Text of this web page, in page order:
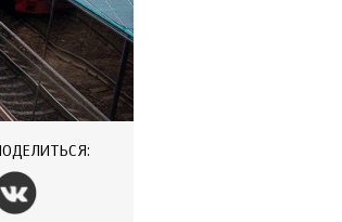
ПОДЕЛИТЬСЯ: